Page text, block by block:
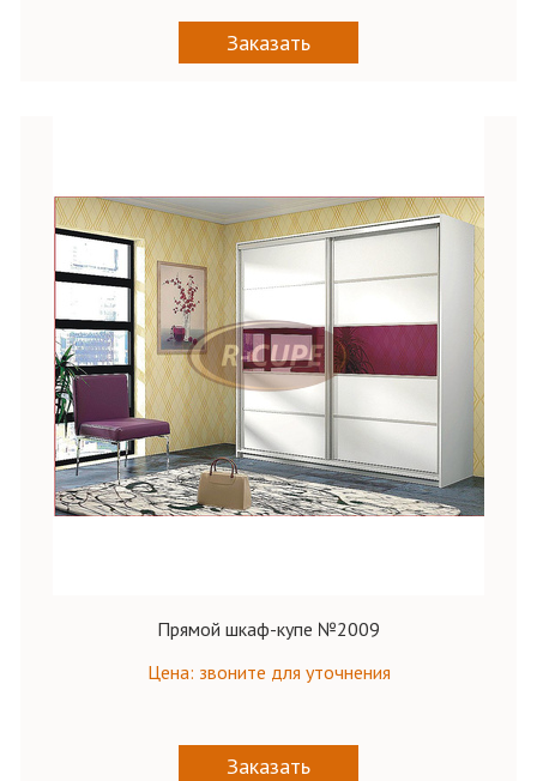
Заказать
Прямой шкаф-купе №2009
Цена: звоните для уточнения
Заказать